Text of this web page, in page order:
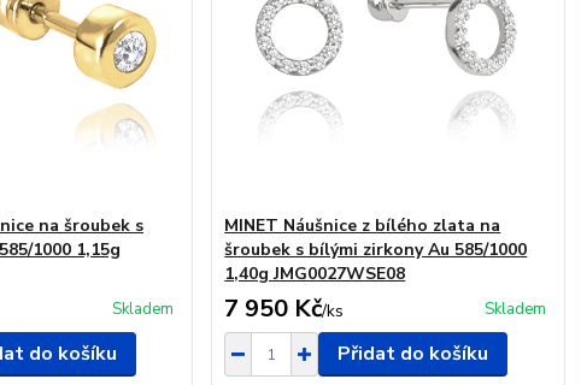
na šroubek s
1000 1,15g
Skladem
do košíku
MINET Náušnice z bílého zlata na
šroubek s bílými zirkony Au 585/1000
1,40g JMG0027WSE08
7 950 Kč/ks Skladem
Přidat do košíku